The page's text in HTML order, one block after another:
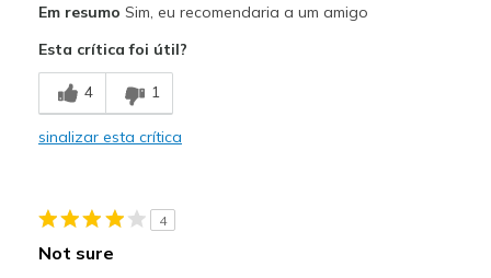
Comfortable
Stylish
View On Shoes
Shoes are for Wearing
Em resumo Sim, eu recomendaria a um amigo
Esta crítica foi útil?
4 1
sinalizar esta crítica
4
Not sure